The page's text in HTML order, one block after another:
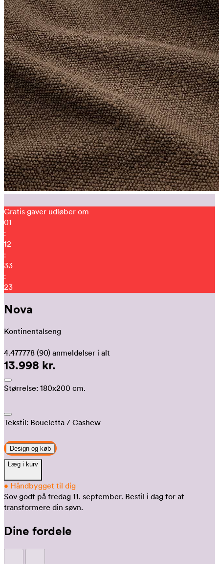
Gratis gaver udløber om
01
:
12
:
33
:
14
Nova
Kontinentalseng
4.477778 (90) anmeldelser i alt
13.998 kr.
Størrelse: 180x200 cm.
Tekstil: Boucletta / Cashew
Design og køb
Læg i kurv
• Håndbygget til dig
Sov godt på fredag 11. september. Bestil i dag for at
transformere din søvn.
Dine fordele